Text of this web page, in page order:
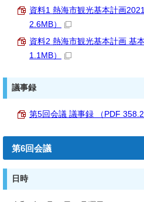
資料1 熱海市観光基本計画
2.6MB）
資料2 熱海市観光基本計画 基
1.1MB）
議事録
第5回会議 議事録 （PDF
第6回会議
日時